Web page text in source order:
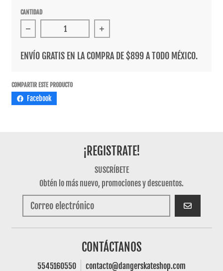
CANTIDAD
Reducir cantidad para Tenis Etnies Fader White Green
Aumentar cantidad para Tenis
ENVÍO GRATIS EN LA COMPRA DE $899 A TODO MÉXICO.
COMPARTIR ESTE PRODUCTO
Facebook
¡REGISTRATE!
SUSCRÍBETE
Obtén lo más nuevo, promociones y descuentos.
SUSCRIBIRSE
CONTÁCTANOS
5545160550 contacto@dangerskateshop.com